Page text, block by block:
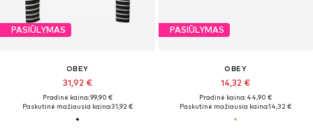
PASIŪLYMAS
OBEY
31,92 €
Pradinė kaina: 99,90 €
Paskutinė mažiausia kaina:31,92 €
PASIŪLYMAS
OBEY
14,32 €
Pradinė kaina: 44,90 €
Paskutinė mažiausia kaina:14,32 €